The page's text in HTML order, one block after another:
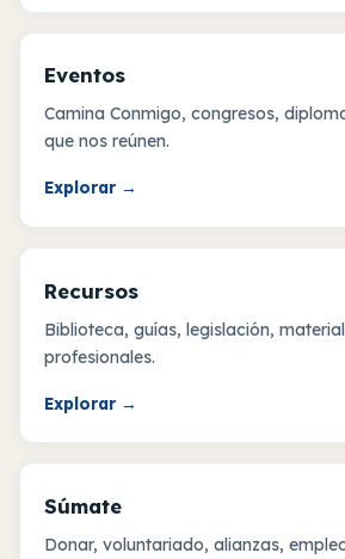
Eventos
Camina Conmigo, congresos,
que nos reúnen.
Explorar →
Recursos
Biblioteca, guías, legislación,
profesionales.
Explorar →
Súmate
Donar, voluntariado, alianzas,